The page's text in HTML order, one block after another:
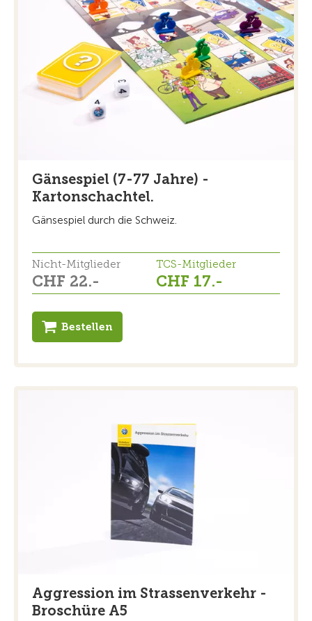
Gänsespiel (7-77 Jahre) -
Kartonschachtel.
Gänsespiel durch die Schweiz.
Nicht-Mitglieder
CHF 22.-
TCS-Mitglieder
CHF 17.-
Bestellen
Aggression im Strassenverkehr -
Broschüre A5